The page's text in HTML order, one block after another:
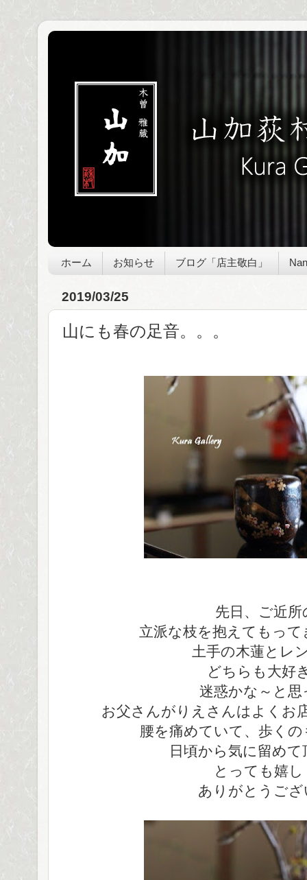
ホーム お知らせ ブログ「店主敬白」
2019/03/25
山にも春の足音。。。
先日、ご近所
立派な枝を抱えてもっ
土手の木蓮とレ
どちらも大好
迷惑かな～と
お父さんがりえさんはよくお
腰を痛めていて、歩く
日頃から気に留め
とっても嬉
ありがとうご